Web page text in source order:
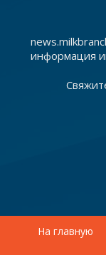
информация
На главную